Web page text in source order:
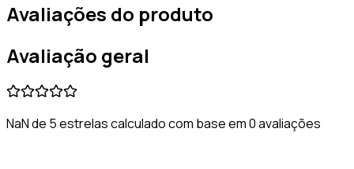
Avaliações do produto
Avaliação geral
NaN de 5 estrelas calculado com base em 0 avaliações